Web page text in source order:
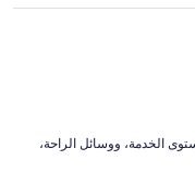
عناصر نالت الإعجاب: ⁦النظافة⁩، و⁦العاملون ومستوى الخدمة⁩، و⁦وسائل الراحة⁩،